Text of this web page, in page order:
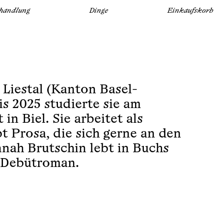
Dinge Einkaufskorb
(Kanton Basel-
2025 studierte sie am
Biel. Sie arbeitet als
Prosa, die sich gerne an den
Brutschin lebt in Buchs